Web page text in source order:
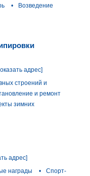
•
Возведение
адрес]
строений и
и ремонт
зимних
адрес]
награды •
Спорт-